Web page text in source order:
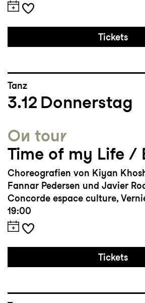
Tickets
Tanz
3.12 Donnerstag
On tour
Time of my Life /
Choreografien von Kiyan
Fannar Pedersen und Javier
Concorde espace culture,
19:00
Tickets